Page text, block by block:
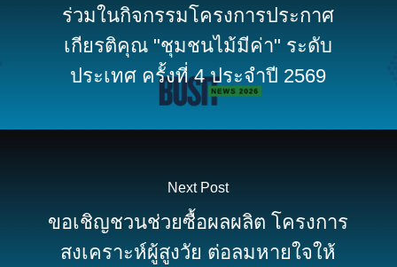
ร่วมในกิจกรรมโครงการประกาศ
เกียรติคุณ "ชุมชนไม้มีค่า" ระดับ
ประเทศ ครั้งที่ 4 ประจำปี 2569
Next Post
ขอเชิญชวนช่วยซื้อผลผลิต โครงการ
สงเคราะห์ผู้สูงวัย ต่อลมหายใจให้